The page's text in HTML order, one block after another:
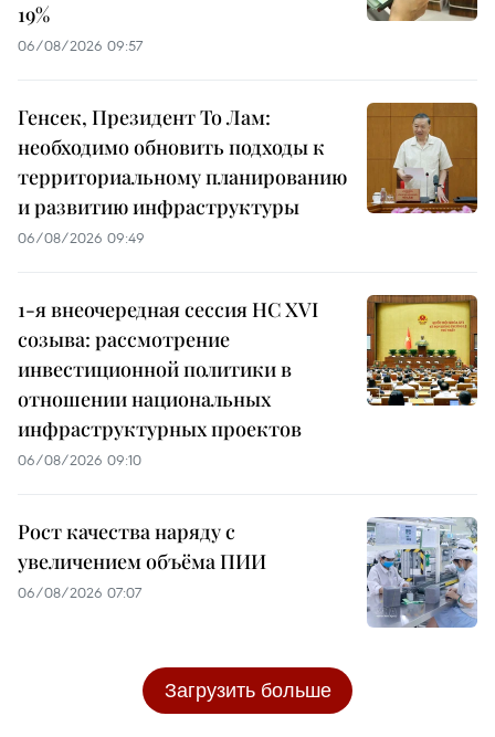
19%
06/08/2026 09:57
Генсек, Президент То Лам:
необходимо обновить подходы к
территориальному планированию
и развитию инфраструктуры
06/08/2026 09:49
1-я внеочередная сессия НС XVI
созыва: рассмотрение
инвестиционной политики в
отношении национальных
инфраструктурных проектов
06/08/2026 09:10
Рост качества наряду с
увеличением объёма ПИИ
06/08/2026 07:07
Загрузить больше